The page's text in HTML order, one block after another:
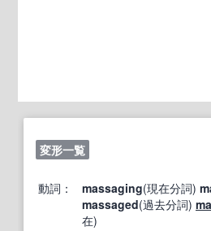
変形一覧
動詞： massaging(現在分詞)
massaged(過去分詞)
在)